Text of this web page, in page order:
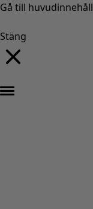
Gå till huvudinnehåll
Stäng